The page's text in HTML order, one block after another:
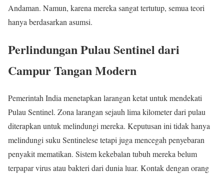
Andaman. Namun, karena mereka sangat tertutup, semua teori
hanya berdasarkan asumsi.
Perlindungan Pulau Sentinel dari
Campur Tangan Modern
Pemerintah India menetapkan larangan ketat untuk mendekati
Pulau Sentinel. Zona larangan sejauh lima kilometer dari pulau
diterapkan untuk melindungi mereka. Keputusan ini tidak hanya
melindungi suku Sentinelese tetapi juga mencegah penyebaran
penyakit mematikan. Sistem kekebalan tubuh mereka belum
terpapar virus atau bakteri dari dunia luar. Kontak dengan orang